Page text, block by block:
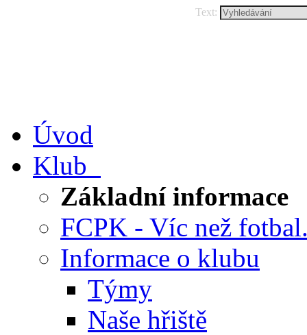
Text:
Úvod
Klub
Základní informace
FCPK - Víc než
Informace o klubu
Týmy
Naše hřiště